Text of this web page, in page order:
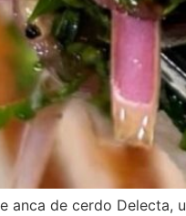
anca de cerdo